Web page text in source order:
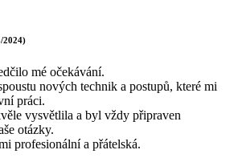
2024)
mé očekávání.
nových technik a postupů, které mi
práci.
vysvětlila a byl vždy připraven
otázky.
profesionální a přátelská.